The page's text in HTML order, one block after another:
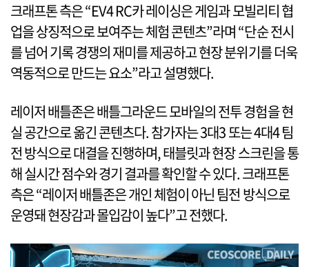
크래프톤 측은 “EV4 RC카 레이싱은 게임과 모빌리티 협
업을 상징적으로 보여주는 체험 콘텐츠”라며 “단순 전시
를 넘어 기록 경쟁의 재미를 제공하고 현장 분위기를 더욱
역동적으로 만드는 요소”라고 설명했다.
레이저 배틀존은 배틀그라운드 모바일의 전투 경험을 현
실 공간으로 옮긴 콘텐츠다. 참가자는 3대3 또는 4대4 팀
전 방식으로 대결을 진행하며, 태블릿과 현장 스크린을 통
해 실시간 점수와 경기 결과를 확인할 수 있다. 크래프톤
측은 “레이저 배틀존은 개인 체험이 아닌 팀전 방식으로
운영돼 현장감과 몰입감이 높다”고 전했다.